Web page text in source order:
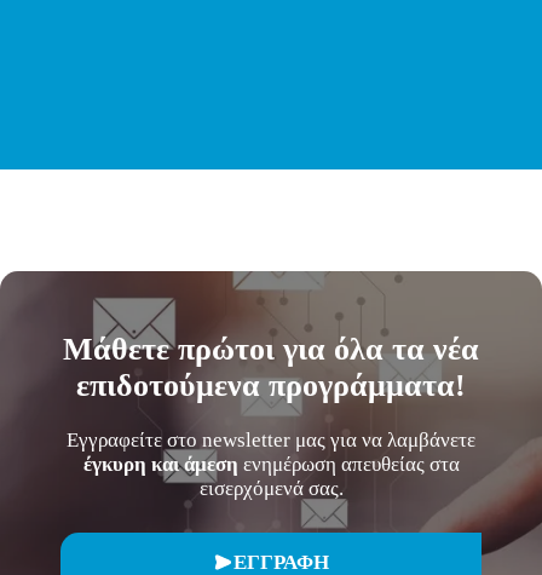
Μάθετεπρώτοι για όλα τα νέα
επιδοτούμενα προγράμματα!
Εγγραφείτε στο newsletter μας για να λαμβάνετε
έγκυρη και άμεση ενημέρωση απευθείας στα
εισερχόμενά σας.
ΕΓΓΡΑΦΗ